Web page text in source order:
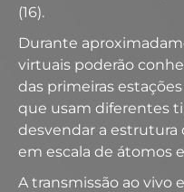
(16).
Durante
virtuais poderão
das primeiras
que usam diferentes
desvendar a estrutura
em escala de átomos
A transmissão ao vivo